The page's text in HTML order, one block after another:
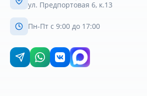
ул. Предпортовая 6, к.13
Пн-Пт с 9:00 до 17:00